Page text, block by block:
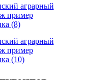
аграрный
пример
(8)
аграрный
пример
(10)